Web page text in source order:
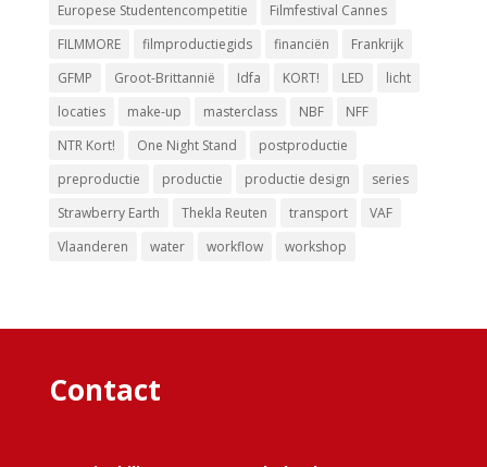
Europese Studentencompetitie
Filmfestival Cannes
FILMMORE
filmproductiegids financiën
Frankrijk
GFMP
Groot-Brittannië Idfa KORT! LED
licht
locaties
make-up masterclass NBF
NFF
NTR Kort!
One Night Stand
postproductie
preproductie
productie productie design
series
Strawberry Earth
Thekla Reuten transport
VAF
Vlaanderen
water workflow workshop
Contact